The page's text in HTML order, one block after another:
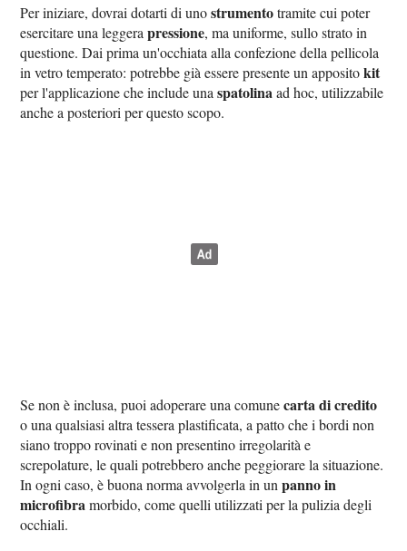
Per iniziare, dovrai dotarti di unostrumentotramite cui poter
esercitare una leggerapressione, ma uniforme, sullo strato in
questione. Dai prima un'occhiata alla confezione della pellicola
in vetro temperato: potrebbe già essere presente un appositokit
per l'applicazione che include unaspatolinaad hoc, utilizzabile
anche a posteriori per questo scopo.
Se non è inclusa, puoi adoperare una comunecarta di credito
o una qualsiasi altra tessera plastificata, a patto che i bordi non
siano troppo rovinati e non presentino irregolarità e
screpolature, le quali potrebbero anche peggiorare la situazione.
In ogni caso, è buona norma avvolgerla in unpanno in
microfibramorbido, come quelli utilizzati per la pulizia degli
occhiali.